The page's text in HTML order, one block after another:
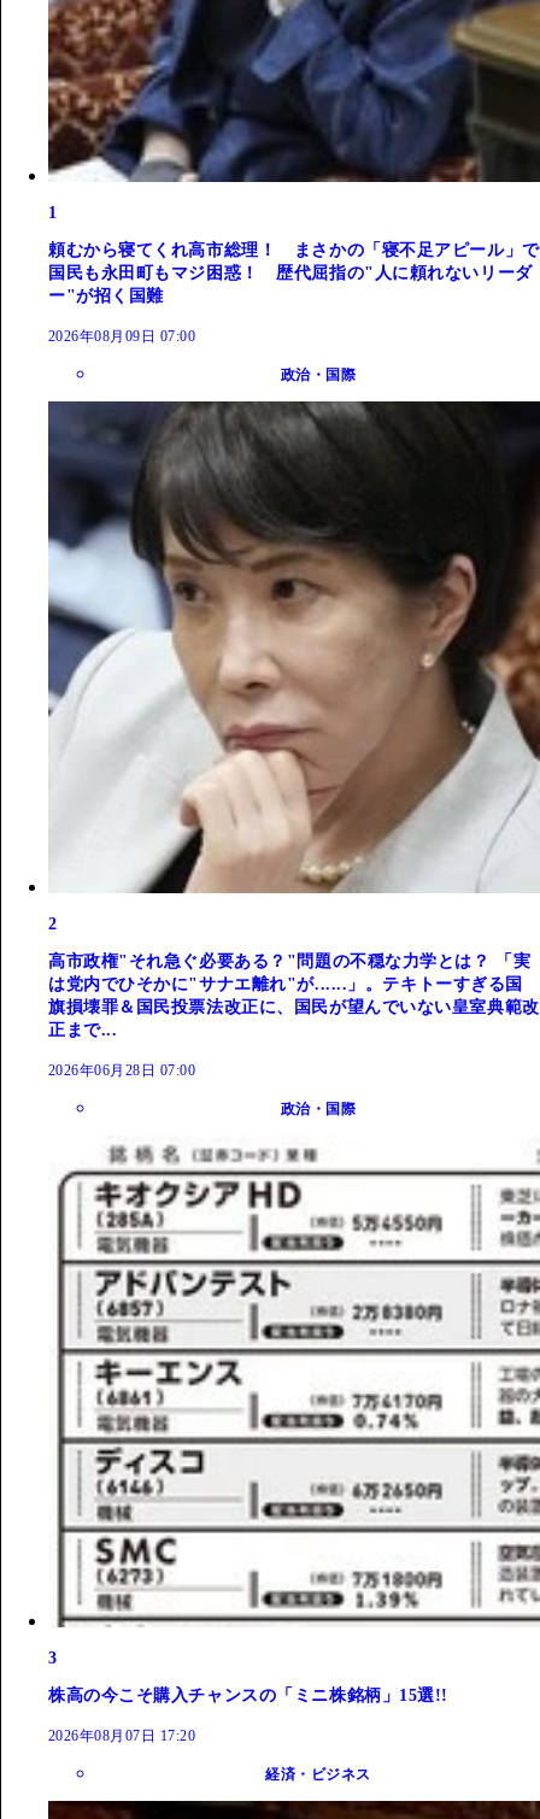
1
頼むから寝てくれ高市総理！ まさかの「寝不足アピール」で
国民も永田町もマジ困惑！ 歴代屈指の"人に頼れないリーダ
ー"が招く国難
2026年08月09日 07:00
政治・国際
2
高市政権"それ急ぐ必要ある？"問題の不穏な力学とは？ 「実
は党内でひそかに"サナエ離れ"が......」。テキトーすぎる国
旗損壊罪＆国民投票法改正に、国民が望んでいない皇室典範改
正まで...
2026年06月28日 07:00
政治・国際
3
株高の今こそ購入チャンスの「ミニ株銘柄」15選!!
2026年08月07日 17:20
経済・ビジネス